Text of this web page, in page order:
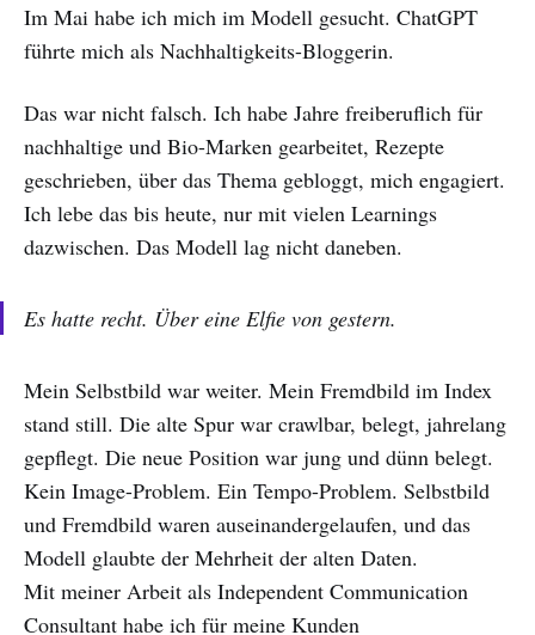
Im Mai habe ich mich im Modell gesucht. ChatGPT
führte mich als Nachhaltigkeits-Bloggerin.
Das war nicht falsch. Ich habe Jahre freiberuflich für
nachhaltige und Bio-Marken gearbeitet, Rezepte
geschrieben, über das Thema gebloggt, mich engagiert.
Ich lebe das bis heute, nur mit vielen Learnings
dazwischen. Das Modell lag nicht daneben.
Es hatte recht. Über eine Elfie von gestern.
Mein Selbstbild war weiter. Mein Fremdbild im Index
stand still. Die alte Spur war crawlbar, belegt, jahrelang
gepflegt. Die neue Position war jung und dünn belegt.
Kein Image-Problem. Ein Tempo-Problem. Selbstbild
und Fremdbild waren auseinandergelaufen, und das
Modell glaubte der Mehrheit der alten Daten.
Mit meiner Arbeit als Independent Communication
Consultant habe ich für meine Kunden